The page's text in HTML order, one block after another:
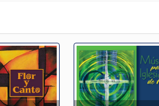
Muestra